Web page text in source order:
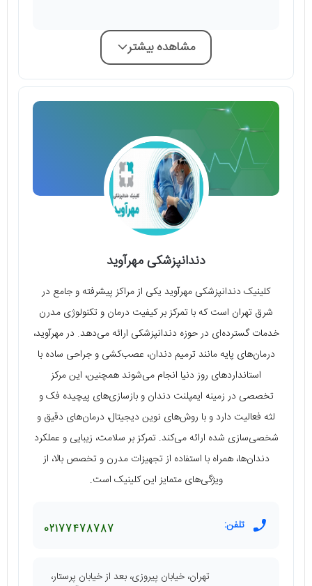
مشاهده بیشتر
دندانپزشکی مهرآوید
کلینیک دندانپزشکی مهرآوید یکی از مراکز پیشرفته و جامع در
شرق تهران است که با تمرکز بر کیفیت درمان و تکنولوژی مدرن
خدمات گسترده‌ای در حوزه دندانپزشکی ارائه می‌دهد. در مهرآوید،
درمان‌های پایه مانند ترمیم دندان، عصب‌کشی و جراحی ساده با
استانداردهای روز دنیا انجام می‌شوند همچنین، این مرکز
تخصصی در زمینه ایمپلنت دندان و بازسازی‌های پیچیده فک و
لثه فعالیت دارد و با روش‌های نوین دیجیتال، درمان‌های دقیق و
شخصی‌سازی شده ارائه می‌کند. تمرکز بر سلامت، زیبایی و عملکرد
دندان‌ها، همراه با استفاده از تجهیزات مدرن و تخصص بالا، از
ویژگی‌های متمایز این کلینیک است.
تلفن: 02177478787
تهران، خیابان پیروزی، بعد از خیابان پرستار،